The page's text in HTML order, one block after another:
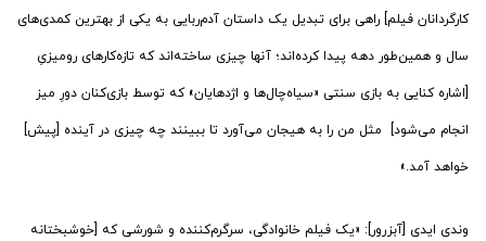
کارگردانان فیلم] راهی برای تبدیل یک داستان آدم‌ربایی به یکی از بهترین کمدی‌های
سال و همین‌طور دهه پیدا کرده‌اند؛ آنها چیزی ساخته‌اند که تازه‌کارهای رومیزیِ
[اشاره کنایی به بازی سنتی «سیاه‌چال‌ها و اژدهایان» که توسط بازی‌کنان دورِ میز
انجام می‌شود] مثل من را به هیجان می‌آورد تا ببینند چه چیزی در آینده [پیش]
خواهد آمد.»
وندی ایدی [آبزرور]: «یک فیلم خانوادگی، سرگرم‌کننده و شورشی که [خوشبختانه